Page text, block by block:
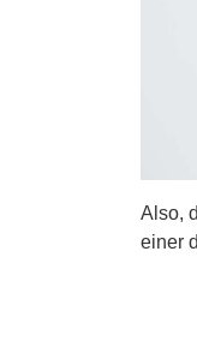
Also,
einer